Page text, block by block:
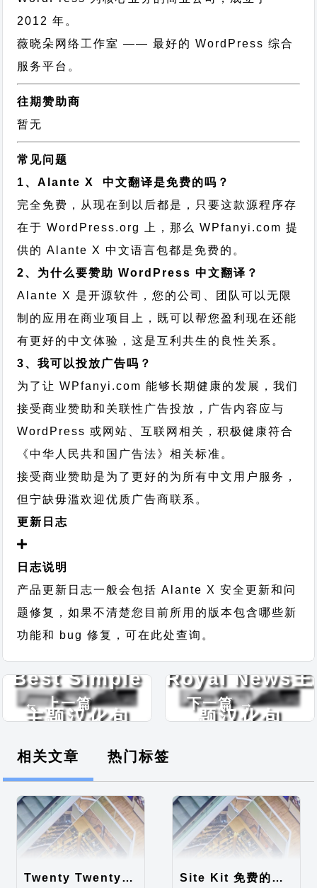
2012 年。
薇晓朵网络工作室 —— 最好的 WordPress 综合
服务平台。
往期赞助商
暂无
常见问题
1、Alante X 中文翻译是免费的吗？
完全免费，从现在到以后都是，只要这款源程序存
在于 WordPress.org 上，那么 WPfanyi.com 提
供的 Alante X 中文语言包都是免费的。
2、为什么要赞助 WordPress 中文翻译？
Alante X 是开源软件，您的公司、团队可以无限
制的应用在商业项目上，既可以帮您盈利现在还能
有更好的中文体验，这是互利共生的良性关系。
3、我可以投放广告吗？
为了让 WPfanyi.com 能够长期健康的发展，我们
接受商业赞助和关联性广告投放，广告内容应与
WordPress 或网站、互联网相关，积极健康符合
《中华人民共和国广告法》相关标准。
接受商业赞助是为了更好的为所有中文用户服务，
但宁缺毋滥欢迎优质广告商联系。
更新日志
日志说明
产品更新日志一般会包括 Alante X 安全更新和问
题修复，如果不清楚您目前所用的版本包含哪些新
功能和 bug 修复，可在此处查询。
← 上一篇
Best Simple
主题汉化包
下一篇 →
Royal News主
题汉化包
相关文章 热门标签
Twenty Twenty-Five 免费的WordPress内容主题 Site Kit 免费的WordPress数据统计插件